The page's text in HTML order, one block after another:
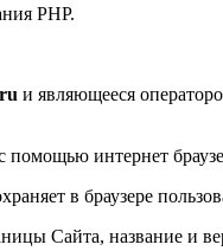
PHP.
и являющееся
помощью интернет
в браузере
Сайта, название и